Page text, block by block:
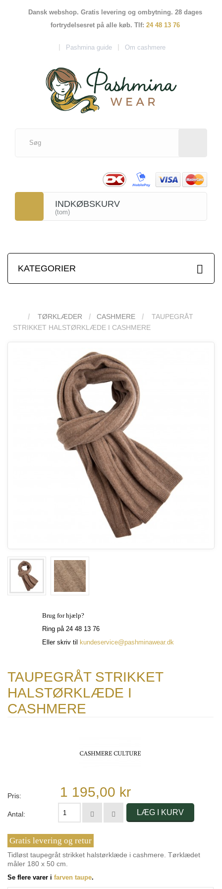
Dansk webshop. Gratis levering og ombytning. 28 dages
fortrydelsesret på alle køb. Tlf: 24 48 13 76
Pashmina guide Om cashmere
INDKØBSKURV
(tom)
KATEGORIER
TØRKLÆDER CASHMERE
TAUPEGRÅT
STRIKKET HALSTØRKLÆDE I CASHMERE
Brug for hjælp?
Ring på 24 48 13 76
Eller skriv til
kundeservice@pashminawear.dk
TAUPEGRÅT STRIKKET
HALSTØRKLÆDE I
CASHMERE
Pris: 1 195,00 kr
Antal: LÆG I KURV
Gratis levering og retur
Tidløst taupegråt strikket halstørklæde i cashmere. Tørklædet
måler 180 x 50 cm.
Se flere varer i farven taupe.